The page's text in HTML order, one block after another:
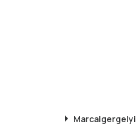
Marcalgergelyi